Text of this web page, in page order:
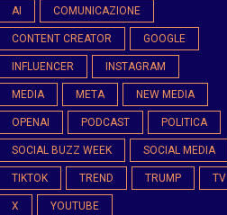
AI COMUNICAZIONE
CONTENT CREATOR GOOGLE
INFLUENCER INSTAGRAM
MEDIA META NEW MEDIA
OPENAI PODCAST POLITICA
SOCIAL BUZZ WEEK SOCIAL MEDIA
TIKTOK TREND TRUMP TV
X YOUTUBE